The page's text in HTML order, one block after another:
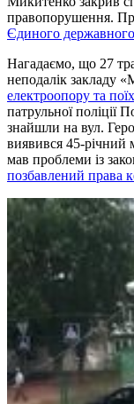
правопорушення.
Єдиного
Нагадаємо, що 27
неподалік закладу
електроопору та
патрульної поліції
знайшли на вул.
виявився 45-річний
мав проблеми із
позбавлений права